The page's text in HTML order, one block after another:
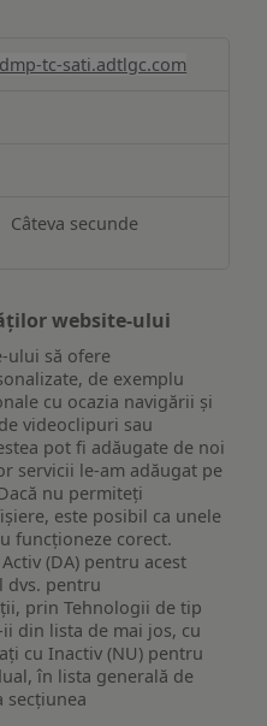
tc-sati.adtlgc.com
Câteva secunde
website-ului
ului să ofere
de exemplu
cu ocazia navigării și
videoclipuri sau
pot fi adăugate de noi
servicii le-am adăugat pe
nu permiteți
este posibil ca unele
funcționeze corect.
(DA) pentru acest
dvs. pentru
prin Tehnologii de tip
din lista de mai jos, cu
cu Inactiv (NU) pentru
în lista generală de
secțiunea